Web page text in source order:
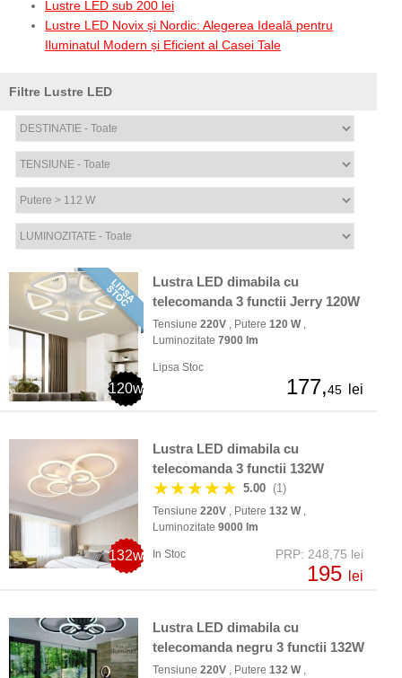
Lustre LED sub 200 lei
Lustre LED Novix și Nordic: Alegerea Ideală pentru
Iluminatul Modern și Eficient al Casei Tale
Filtre Lustre LED
120w
Lustra LED dimabila cu
telecomanda 3 functii Jerry 120W
Tensiune 220V , Putere 120 W,
Luminozitate 7900 lm
Lipsa Stoc
177,45 lei
132w
Lustra LED dimabila cu
telecomanda 3 functii 132W
★★★★★ 5.00 (1)
Tensiune 220V , Putere 132 W,
Luminozitate 9000 lm
In Stoc PRP: 248,75 lei
195 lei
Lustra LED dimabila cu
telecomanda negru 3 functii 132W
Tensiune 220V , Putere 132 W,